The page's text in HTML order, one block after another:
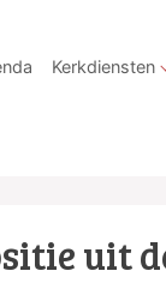
Kerkdiensten
uit